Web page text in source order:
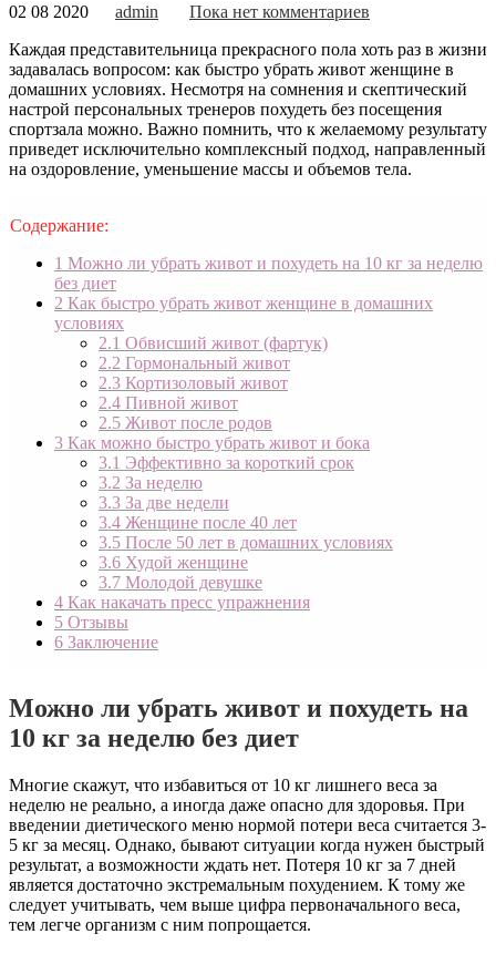
02 08 2020 admin
Пока нет комментариев
Каждая представительница прекрасного пола хоть раз в жизни
задавалась вопросом: как быстро убрать живот женщине в
домашних условиях. Несмотря на сомнения и скептический
настрой персональных тренеров похудеть без посещения
спортзала можно. Важно помнить, что к желаемому результату
приведет исключительно комплексный подход, направленный
на оздоровление, уменьшение массы и объемов тела.
Содержание:
1 Можно ли убрать живот и похудеть на 10 кг за неделю
без диет
2 Как быстро убрать живот женщине в домашних
условиях
2.1 Обвисший живот (фартук)
2.2 Гормональный живот
2.3 Кортизоловый живот
2.4 Пивной живот
2.5 Живот после родов
3 Как можно быстро убрать живот и бока
3.1 Эффективно за короткий срок
3.2 За неделю
3.3 За две недели
3.4 Женщине после 40 лет
3.5 После 50 лет в домашних условиях
3.6 Худой женщине
3.7 Молодой девушке
4 Как накачать пресс упражнения
5 Отзывы
6 Заключение
Можно ли убрать живот и похудеть на
10 кг за неделю без диет
Многие скажут, что избавиться от 10 кг лишнего веса за
неделю не реально, а иногда даже опасно для здоровья. При
введении диетического меню нормой потери веса считается 3-
5 кг за месяц. Однако, бывают ситуации когда нужен быстрый
результат, а возможности ждать нет. Потеря 10 кг за 7 дней
является достаточно экстремальным похудением. К тому же
следует учитывать, чем выше цифра первоначального веса,
тем легче организм с ним попрощается.